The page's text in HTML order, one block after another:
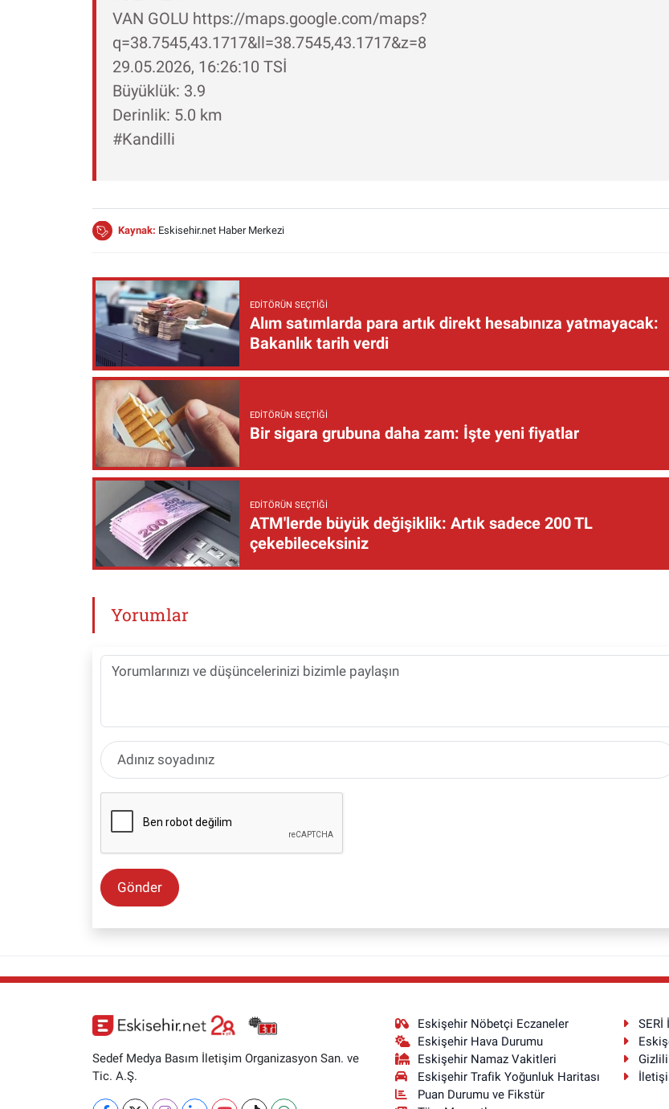
VAN GOLU https://maps.google.com/maps?
q=38.7545,43.1717&ll=38.7545,43.1717&z=8
29.05.2026, 16:26:10 TSİ
Büyüklük: 3.9
Derinlik: 5.0 km
#Kandilli
Kaynak: Eskisehir.net Haber Merkezi
EDITÖRÜN SEÇTIĞI
Alım satımlarda para artık direkt hesabınıza yatmayacak:
Bakanlık tarih verdi
EDITÖRÜN SEÇTIĞI
Bir sigara grubuna daha zam: İşte yeni fiyatlar
EDITÖRÜN SEÇTIĞI
ATM'lerde büyük değişiklik: Artık sadece 200 TL
çekebileceksiniz
Yorumlar
Gönder
Sedef Medya Basım İletişim Organizasyon San. ve
Tic. A.Ş.
Eskişehir Nöbetçi Eczaneler
Eskişehir Hava Durumu
Eskişehir Namaz Vakitleri
Eskişehir Trafik Yoğunluk Haritası
Puan Durumu ve Fikstür
SERİ